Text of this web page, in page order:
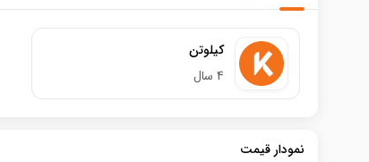
کیلوتن
4 سال
نمودار قیمت